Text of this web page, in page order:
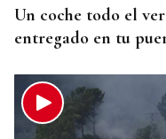
Un coche todo el
entregado en tu